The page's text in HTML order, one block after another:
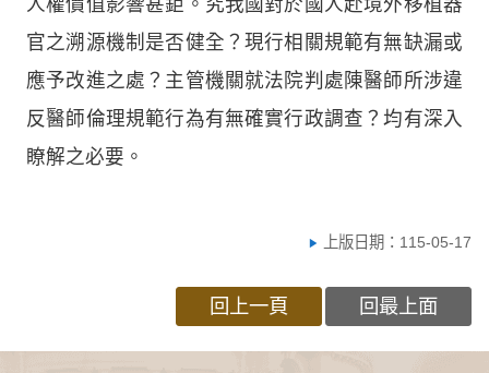
官之溯源機制是否健全？現行相關規範有無缺漏或
應予改進之處？主管機關就法院判處陳醫師所涉違
反醫師倫理規範行為有無確實行政調查？均有深入
瞭解之必要。
上版日期：115-05-17
回上一頁 回最上面